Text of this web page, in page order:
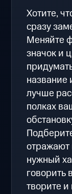
Хотите,
сразу
Меняйте
значок и
название
лучше
полках
отражают
нужный
говорить
творите и